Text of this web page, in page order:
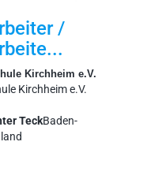
/
Kirchheim e.V.
Kirchheim e.V.
TeckBaden-